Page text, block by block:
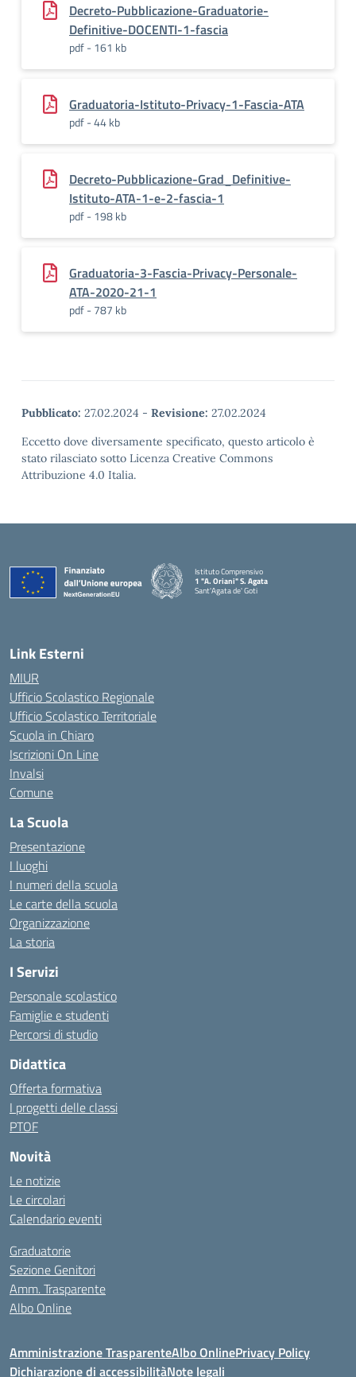
Decreto-Pubblicazione-Graduatorie-
Definitive-DOCENTI-1-fascia
pdf - 161 kb
Graduatoria-Istituto-Privacy-1-Fascia-ATA
pdf - 44 kb
Decreto-Pubblicazione-Grad_Definitive-
Istituto-ATA-1-e-2-fascia-1
pdf - 198 kb
Graduatoria-3-Fascia-Privacy-Personale-
ATA-2020-21-1
pdf - 787 kb
Pubblicato: 27.02.2024 - Revisione: 27.02.2024
Eccetto dove diversamente specificato, questo articolo è
stato rilasciato sotto Licenza Creative Commons
Attribuzione 4.0 Italia.
Istituto Comprensivo
1 "A. Oriani" S. Agata
Sant'Agata de' Goti
— Visita la pagina iniziale della scuola
Link Esterni
MIUR
Ufficio Scolastico Regionale
Ufficio Scolastico Territoriale
Scuola in Chiaro
Iscrizioni On Line
Invalsi
Comune
La Scuola
Presentazione
I luoghi
I numeri della scuola
Le carte della scuola
Organizzazione
La storia
I Servizi
Personale scolastico
Famiglie e studenti
Percorsi di studio
Didattica
Offerta formativa
I progetti delle classi
PTOF
Novità
Le notizie
Le circolari
Calendario eventi
Graduatorie
Sezione Genitori
Amm. Trasparente
Albo Online
Amministrazione TrasparenteAlbo OnlinePrivacy Policy
Dichiarazione di accessibilitàNote legali